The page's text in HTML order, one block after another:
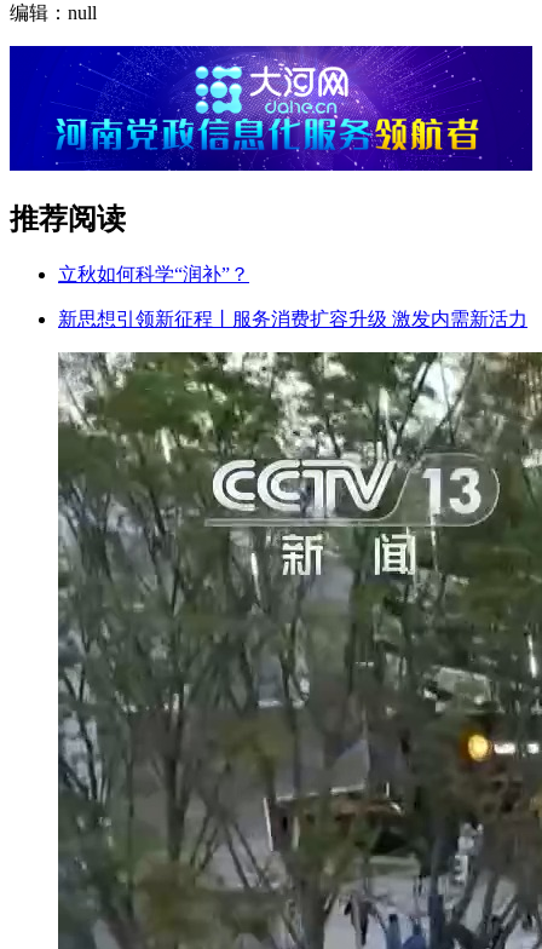
编辑：null
推荐阅读
立秋如何科学“润补”？
新思想引领新征程丨服务消费扩容升级 激发内需新活力